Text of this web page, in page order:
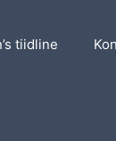
tiidline